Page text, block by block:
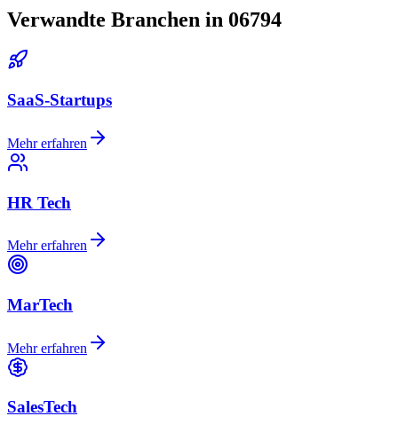
Verwandte Branchen in 06794
SaaS-Startups
Mehr erfahren
HR Tech
Mehr erfahren
MarTech
Mehr erfahren
SalesTech